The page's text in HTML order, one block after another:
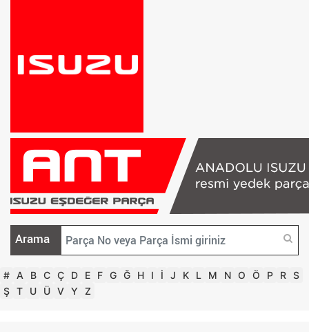
Arama
# A B C Ç D E F G Ğ H I İ J K L M N O Ö P R S
Ş T U Ü V Y Z